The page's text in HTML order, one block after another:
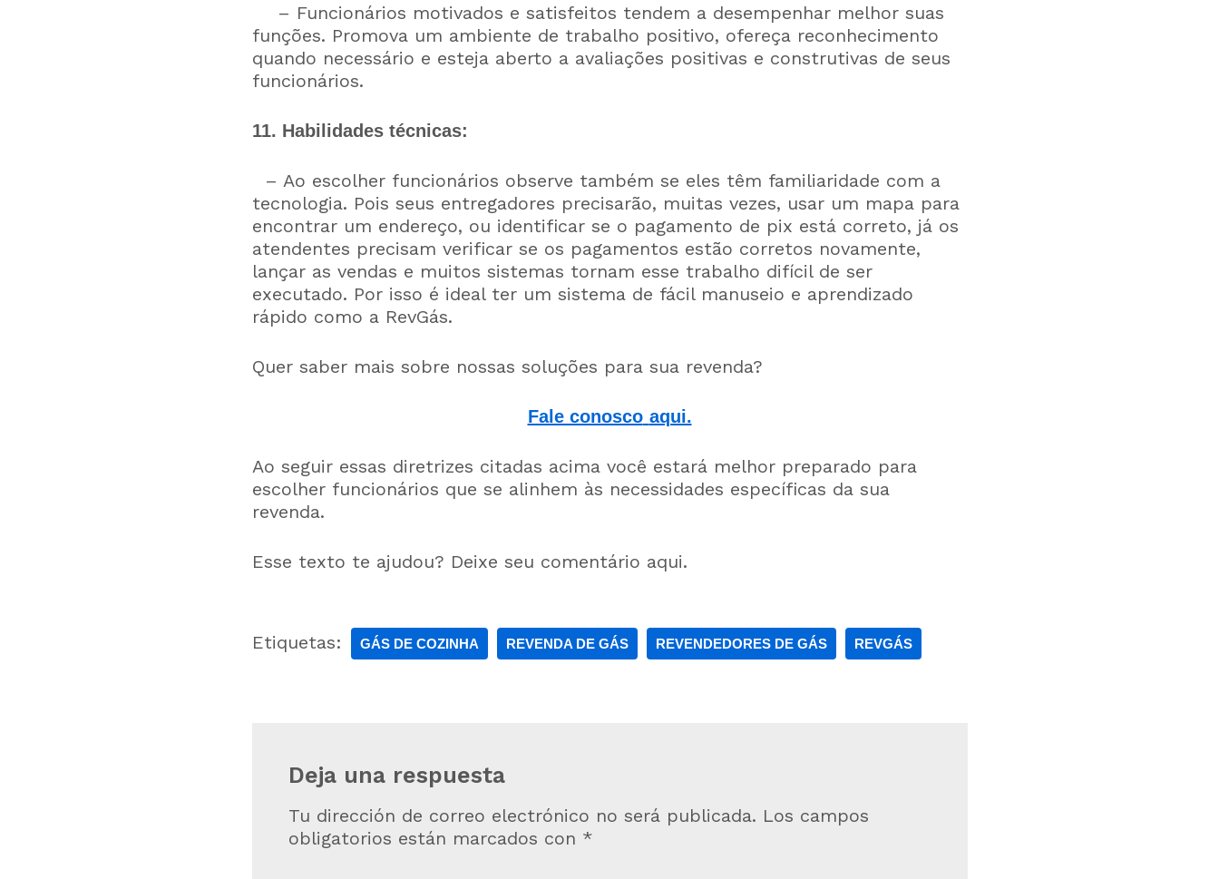
– Funcionários motivados e satisfeitos tendem a desempenhar melhor suas
funções. Promova um ambiente de trabalho positivo, ofereça reconhecimento
quando necessário e esteja aberto a avaliações positivas e construtivas de seus
funcionários.
11. Habilidades técnicas:
– Ao escolher funcionários observe também se eles têm familiaridade com a
tecnologia. Pois seus entregadores precisarão, muitas vezes, usar um mapa para
encontrar um endereço, ou identificar se o pagamento de pix está correto, já os
atendentes precisam verificar se os pagamentos estão corretos novamente,
lançar as vendas e muitos sistemas tornam esse trabalho difícil de ser
executado. Por isso é ideal ter um sistema de fácil manuseio e aprendizado
rápido como a RevGás.
Quer saber mais sobre nossas soluções para sua revenda?
Fale conosco aqui.
Ao seguir essas diretrizes citadas acima você estará melhor preparado para
escolher funcionários que se alinhem às necessidades específicas da sua
revenda.
Esse texto te ajudou? Deixe seu comentário aqui.
Etiquetas: GÁS DE COZINHA REVENDA DE GÁS REVENDEDORES DE GÁS REVGÁS
Deja una respuesta
Tu dirección de correo electrónico no será publicada. Los campos
obligatorios están marcados con *